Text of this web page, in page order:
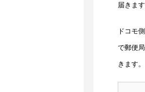
届きます
ドコモ
で郵便
きます。